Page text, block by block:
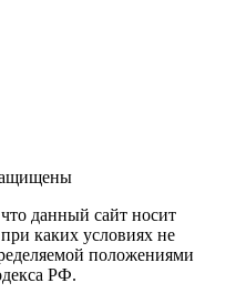
данный сайт носит
каких условиях не
положениями
РФ.